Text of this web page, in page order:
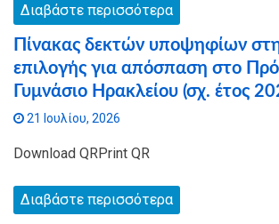
Διαβάστε περισσότερα
Πίνακας δεκτών υποψηφίων στη
επιλογής για απόσπαση στο
Γυμνάσιο Ηρακλείου (σχ. έτος
21 Ιουλίου, 2026
Download QRPrint QR
Διαβάστε περισσότερα